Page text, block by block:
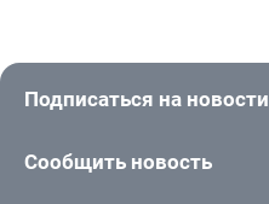
Подписаться на новости
Сообщить новость